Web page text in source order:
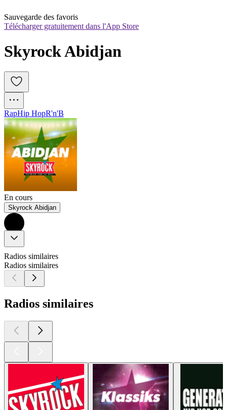
Sauvegarde des favoris
Télécharger gratuitement dans l'App Store
Skyrock Abidjan
RapHip HopR'n'B
En cours
Skyrock Abidjan
Radios similaires
Radios similaires
Radios similaires